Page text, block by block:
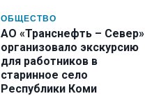
ОБЩЕСТВО
АО «Транснефть – Север»
организовало экскурсию
для работников в
старинное село
Республики Коми